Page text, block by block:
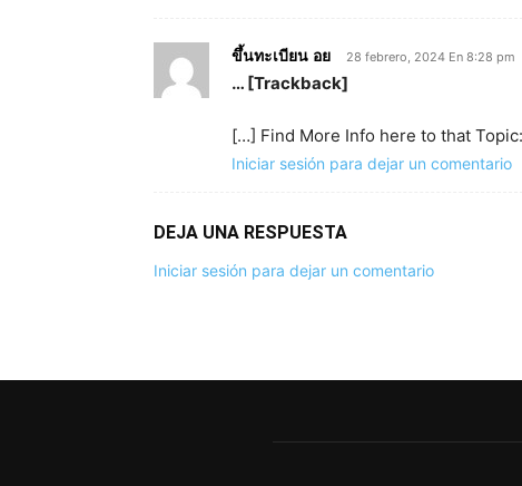
ขึ้นทะเบียน อย 28 febrero, 2024 En 8:28 pm
… [Trackback]
[…] Find More Info here to that
Iniciar sesión para dejar un comentario
DEJA UNA RESPUESTA
Iniciar sesión para dejar un comentario